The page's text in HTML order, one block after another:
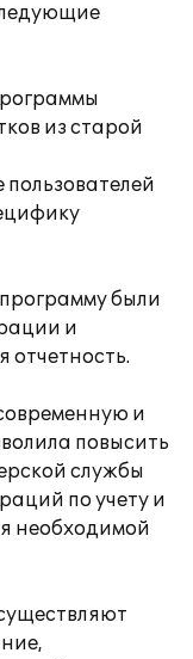
из старой
были
и
и
повысить
службы
по учету и
необходимой